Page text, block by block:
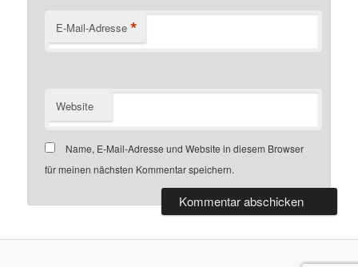
E-Mail-Adresse *
Website
Name, E-Mail-Adresse und Website in diesem Browser
für meinen nächsten Kommentar speichern.